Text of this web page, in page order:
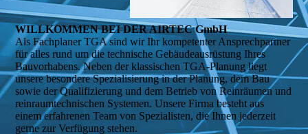
WILLKOMMEN BEI DER AIRTEC GmbH
Als Fachplaner TGA sind wir Ihr kompetenter Ansprechpartner
für alles rund um die technische Gebäudeausrüstung Ihres
Bauvorhabens. Neben der klassischen TGA-Planung liegt
unsere besondere Spezialisierung in der Planung, dem Bau
sowie der Qualifizierung und dem Betrieb von Reinräumen und
reinraumtechnischen Systemen. Unsere Firma besteht aus
einem erfahrenen Team von Spezialisten, die Ihnen jederzeit
gerne zur Verfügung stehen.